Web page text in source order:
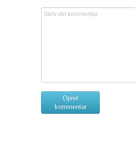
Opret
kommentar